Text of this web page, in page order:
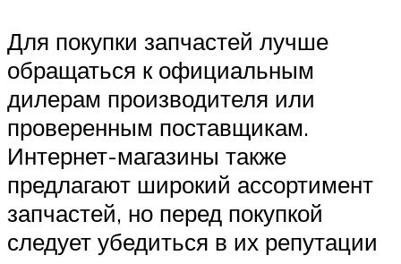
Для покупки запчастей лучше
обращаться к официальным
дилерам производителя или
проверенным поставщикам.
Интернет-магазины также
предлагают широкий ассортимент
запчастей, но перед покупкой
следует убедиться в их репутации